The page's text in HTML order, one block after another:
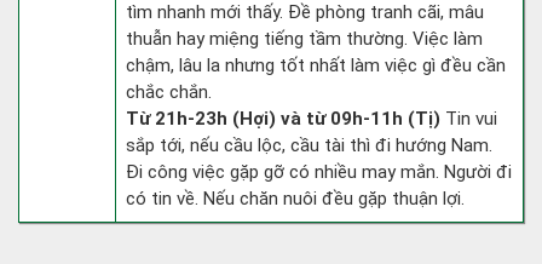
tìm nhanh mới thấy. Đề phòng tranh cãi, mâu
thuẫn hay miệng tiếng tầm thường. Việc làm
chậm, lâu la nhưng tốt nhất làm việc gì đều cần
chắc chắn.
Từ 21h-23h (Hợi) và từ 09h-11h (Tị) Tin vui
sắp tới, nếu cầu lộc, cầu tài thì đi hướng Nam.
Đi công việc gặp gỡ có nhiều may mắn. Người đi
có tin về. Nếu chăn nuôi đều gặp thuận lợi.